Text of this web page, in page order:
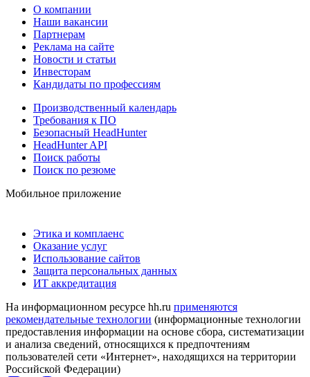
О компании
Наши вакансии
Партнерам
Реклама на сайте
Новости и статьи
Инвесторам
Кандидаты по профессиям
Производственный календарь
Требования к ПО
Безопасный HeadHunter
HeadHunter API
Поиск работы
Поиск по резюме
Мобильное приложение
Этика и комплаенс
Оказание услуг
Использование сайтов
Защита персональных данных
ИТ аккредитация
На информационном ресурсе hh.ru применяются
рекомендательные технологии (информационные технологии
предоставления информации на основе сбора, систематизации
и анализа сведений, относящихся к предпочтениям
пользователей сети «Интернет», находящихся на территории
Российской Федерации)